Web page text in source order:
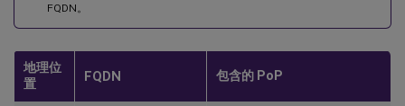
FQDN。
地理位
置
FQDN 包含的 PoP